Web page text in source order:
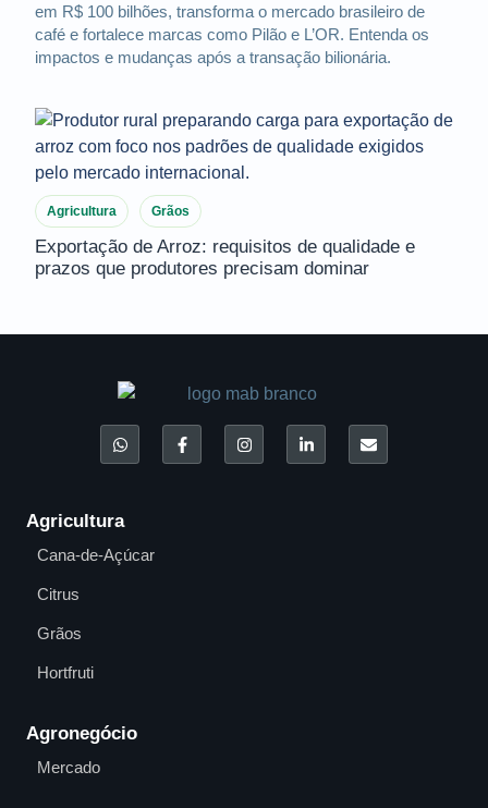
em R$ 100 bilhões, transforma o mercado brasileiro de
café e fortalece marcas como Pilão e L’OR. Entenda os
impactos e mudanças após a transação bilionária.
Agricultura Grãos
Exportação de Arroz: requisitos de qualidade e
prazos que produtores precisam dominar
Agricultura
Cana-de-Açúcar
Citrus
Grãos
Hortfruti
Agronegócio
Mercado